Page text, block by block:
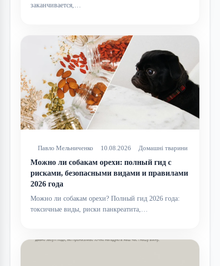
заканчивается,…
Павло Мельниченко 10.08.2026 Домашні тварини
Можно ли собакам орехи: полный гид с
рисками, безопасными видами и правилами
2026 года
Можно ли собакам орехи? Полный гид 2026 года:
токсичные виды, риски панкреатита,…